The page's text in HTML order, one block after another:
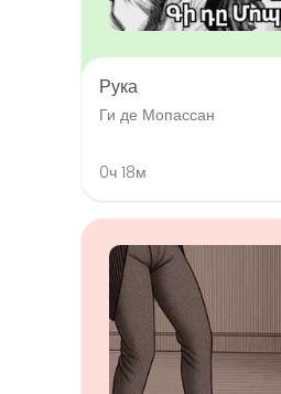
Рука
Ги де Мопассан
0ч 18м